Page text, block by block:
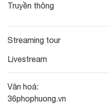
Truyền thông
Streaming tour
Livestream
Văn hoá:
36phophuong.vn